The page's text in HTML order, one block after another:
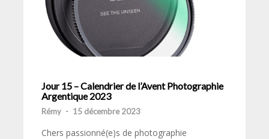
Jour 15 – Calendrier de l’Avent Photographie
Argentique 2023
Rémy - 15 décembre 2023
Chers passionné(e)s de photographie